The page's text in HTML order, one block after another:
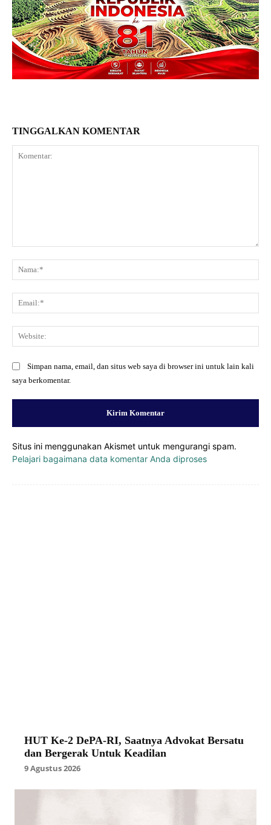
TINGGALKAN KOMENTAR
Simpan nama, email, dan situs web saya di browser ini untuk lain kali
saya berkomentar.
Situs ini menggunakan Akismet untuk mengurangi spam.
Pelajari bagaimana data komentar Anda diproses
HUT Ke-2 DePA-RI, Saatnya Advokat Bersatu
dan Bergerak Untuk Keadilan
9 Agustus 2026